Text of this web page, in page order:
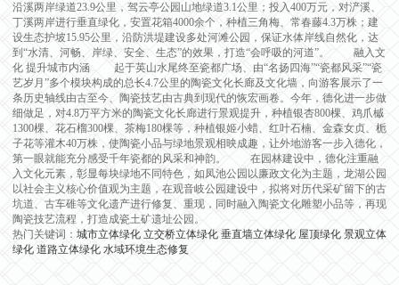
沿溪两岸绿道23.9公里，驾云亭公园山地绿道3.1公里；投入400万元，对浐溪、
丁溪两岸进行垂直绿化，安置花箱4000余个，种植三角梅、常春藤4.3万株；建
设生态护坡15.95公里，沿防洪堤建设多处河滩公园，保证水体岸线自然化，达
到“水清、河畅、岸绿、安全、生态”的效果，打造“会呼吸的河道”。 融入文
化 提升城市内涵 起于英山水尾终至瓷都广场、由“名扬四海”“瓷都风采”“瓷
艺岁月”多个模块构成的总长4.7公里的陶瓷文化长廊及文化墙，向游客展示了一
条历史轴线由古至今、陶瓷技艺由古典到现代的恢宏画卷。今年，德化进一步做
细做足，对4.8万平方米的陶瓷文化长廊进行景观提升，种植银杏800棵、鸡爪槭
1300棵、花石榴300棵、茶梅180棵等，种植银姬小蜡、红叶石楠、金森女贞、栀
子花等灌木40万株，使陶瓷小品与绿地景观相映成趣，让外地游客一步入德化，
第一眼就能充分感受千年瓷都的风采和神韵。 在园林建设中，德化注重融
入文化元素，彰显每块绿地不同特色，如凤池公园以廉政文化为主题，龙湖公园
以社会主义核心价值观为主题，在观音岐公园建设中，拟将对历代采矿留下的古
坑道、古车碓等文化遗产进行修复、重现，同时融入陶瓷文化雕塑小品等，再现
陶瓷技艺流程，打造成瓷土矿遗址公园。
热门关键词： 城市立体绿化 立交桥立体绿化 垂直墙立体绿化 屋顶绿化 景观立体
绿化 道路立体绿化 水域环境生态修复